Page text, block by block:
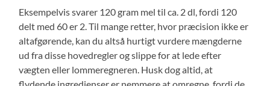
Eksempelvis svarer 120 gram mel til ca. 2 dl, fordi 120
delt med 60 er 2. Til mange retter, hvor præcision ikke er
altafgørende, kan du altså hurtigt vurdere mængderne
ud fra disse hovedregler og slippe for at lede efter
vægten eller lommeregneren. Husk dog altid, at
flydende ingredienser er nemmere at omregne, fordi de